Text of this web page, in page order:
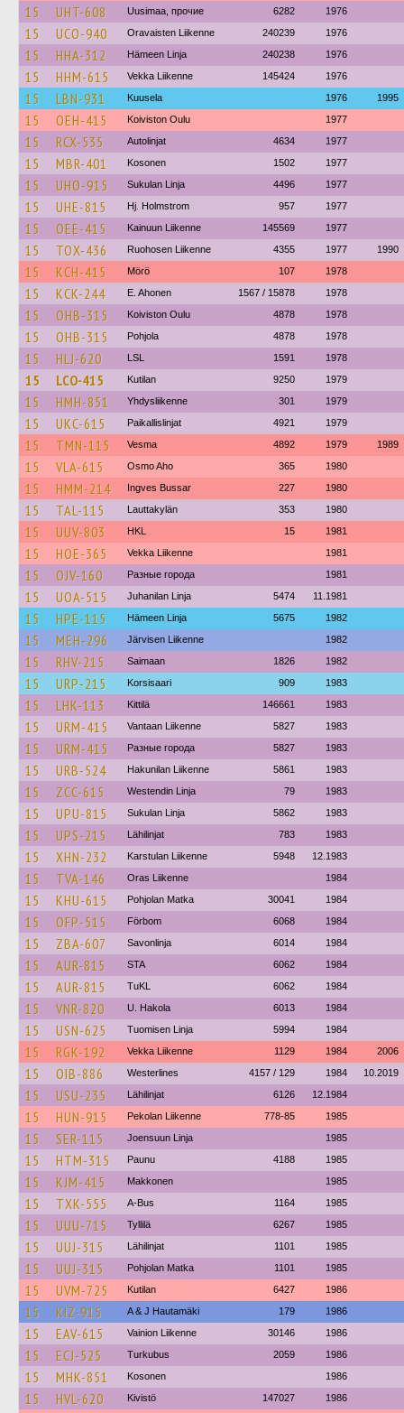
15 UHT-608 Uusimaa, прочие 6282 1976
15 UCO-940 Oravaisten Liikenne 240239 1976
15 HHA-312 Hämeen Linja 240238 1976
15 HHM-615 Vekka Liikenne 145424 1976
15 LBN-931 Kuusela 1976 1995
15 OEH-415 Koiviston Oulu 1977
15 RCX-535 Autolinjat 4634 1977
15 MBR-401 Kosonen 1502 1977
15 UHO-915 Sukulan Linja 4496 1977
15 UHE-815 Hj. Holmstrom 957 1977
15 OEE-415 Kainuun Liikenne 145569 1977
15 TOX-436 Ruohosen Liikenne 4355 1977 1990
15 KCH-415 Mörö 107 1978
15 KCK-244 E. Ahonen 1567 / 15878 1978
15 OHB-315 Koiviston Oulu 4878 1978
15 OHB-315 Pohjola 4878 1978
15 HLJ-620 LSL 1591 1978
15 LCO-415 Kutilan 9250 1979
15 HMH-851 Yhdysliikenne 301 1979
15 UKC-615 Paikallislinjat 4921 1979
15 TMN-115 Vesma 4892 1979 1989
15 VLA-615 Osmo Aho 365 1980
15 HMM-214 Ingves Bussar 227 1980
15 TAL-115 Lauttakylän 353 1980
15 UUV-803 HKL 15 1981
15 HOE-365 Vekka Liikenne 1981
15 OJV-160 Разные города 1981
15 UOA-515 Juhanilan Linja 5474 11.1981
15 HPE-115 Hämeen Linja 5675 1982
15 MEH-296 Järvisen Liikenne 1982
15 RHV-215 Saimaan 1826 1982
15 URP-215 Korsisaari 909 1983
15 LHK-113 Kittilä 146661 1983
15 URM-415 Vantaan Liikenne 5827 1983
15 URM-415 Разные города 5827 1983
15 URB-524 Hakunilan Liikenne 5861 1983
15 ZCC-615 Westendin Linja 79 1983
15 UPU-815 Sukulan Linja 5862 1983
15 UPS-215 Lähilinjat 783 1983
15 XHN-232 Karstulan Liikenne 5948 12.1983
15 TVA-146 Oras Liikenne 1984
15 KHU-615 Pohjolan Matka 30041 1984
15 OFP-515 Förbom 6068 1984
15 ZBA-607 Savonlinja 6014 1984
15 AUR-815 STA 6062 1984
15 AUR-815 TuKL 6062 1984
15 VNR-820 U. Hakola 6013 1984
15 USN-625 Tuomisen Linja 5994 1984
15 RGK-192 Vekka Liikenne 1129 1984 2006
15 OIB-886 Westerlines 4157 / 129 1984 10.2019
15 USU-235 Lähilinjat 6126 12.1984
15 HUN-915 Pekolan Liikenne 778-85 1985
15 SER-115 Joensuun Linja 1985
15 HTM-315 Paunu 4188 1985
15 KJM-415 Makkonen 1985
15 TXK-555 A-Bus 1164 1985
15 UUU-715 Tyllilä 6267 1985
15 UUJ-315 Lähilinjat 1101 1985
15 UUJ-315 Pohjolan Matka 1101 1985
15 UVM-725 Kutilan 6427 1986
15 KIZ-915 A & J Hautamäki 179 1986
15 EAV-615 Vainion Liikenne 30146 1986
15 ECJ-525 Turkubus 2059 1986
15 MHK-851 Kosonen 1986
15 HVL-620 Kivistö 147027 1986